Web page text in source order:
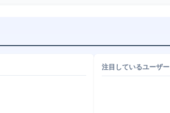
注目しているユーザー